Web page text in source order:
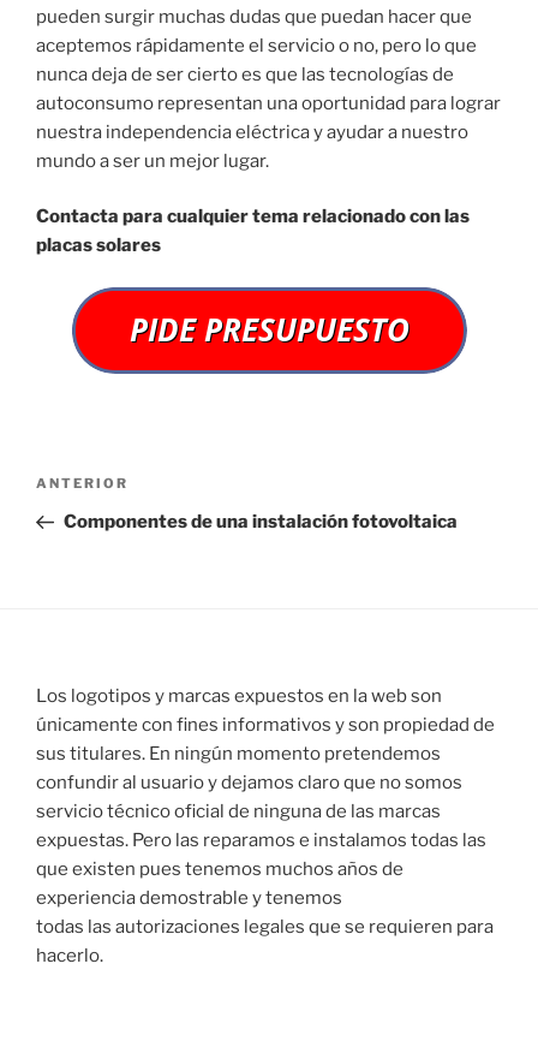
pueden surgir muchas dudas que puedan hacer que
aceptemos rápidamente el servicio o no, pero lo que
nunca deja de ser cierto es que las tecnologías de
autoconsumo representan una oportunidad para lograr
nuestra independencia eléctrica y ayudar a nuestro
mundo a ser un mejor lugar.
Contacta para cualquier tema relacionado con las
placas solares
Navegación
entradas
Entrada
anterior:
ANTERIOR
Componentes de una instalación fotovoltaica
Los logotipos y marcas expuestos en la web son
únicamente con fines informativos y son propiedad de
sus titulares. En ningún momento pretendemos
confundir al usuario y dejamos claro que no somos
servicio técnico oficial de ninguna de las marcas
expuestas. Pero las reparamos e instalamos todas las
que existen pues tenemos muchos años de
experiencia demostrable y tenemos
todas las autorizaciones legales que se requieren para
hacerlo.